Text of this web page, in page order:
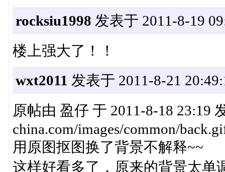
rocksiu1998 发表于 2011-8-19
楼上强大了！！
wxt2011 发表于 2011-8-21
原帖由 盈仔 于 2011-8-18 23:19
china.com/images/common/
用原图抠图换了背景不解释~~
这样好看多了，原来的背景太单